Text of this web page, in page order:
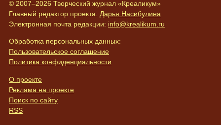
© 2007–2026 Творческий журнал «Креаликум»
Главный редактор проекта: Дарья Насибулина
Электронная почта редакции: info@krealikum.ru
Обработка персональных данных:
Пользовательское соглашение
Политика конфиденциальности
О проекте
Реклама на проекте
Поиск по сайту
RSS